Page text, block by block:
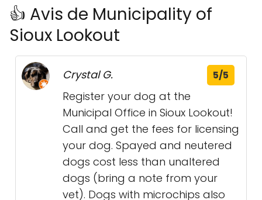
👍 Avis de Municipality of
Sioux Lookout
Crystal G. 5/5
Register your dog at the
Municipal Office in Sioux Lookout!
Call and get the fees for licensing
your dog. Spayed and neutered
dogs cost less than unaltered
dogs (bring a note from your
vet). Dogs with microchips also